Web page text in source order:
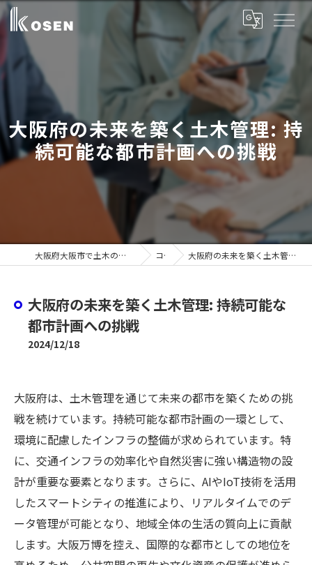
大阪府の未来を築く土木管理: 持
続可能な都市計画への挑戦
大阪府大阪市で土木の求人ならコーセン建設株式会社 コラム 大阪府の未来を築く土木管理: 持続可能な都市計画への挑戦
大阪府の未来を築く土木管理: 持続可能な
都市計画への挑戦
2024/12/18
大阪府は、土木管理を通じて未来の都市を築くための挑
戦を続けています。持続可能な都市計画の一環として、
環境に配慮したインフラの整備が求められています。特
に、交通インフラの効率化や自然災害に強い構造物の設
計が重要な要素となります。さらに、AIやIoT技術を活用
したスマートシティの推進により、リアルタイムでのデ
ータ管理が可能となり、地域全体の生活の質向上に貢献
します。大阪万博を控え、国際的な都市としての地位を